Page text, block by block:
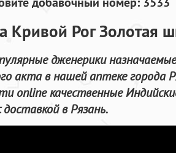
Кривой Рог Золотая
дженерики
акта в нашей аптеке
online качественные
в Рязань.